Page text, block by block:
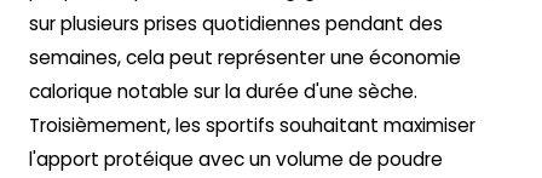
sur plusieurs prises quotidiennes pendant des
semaines, cela peut représenter une économie
calorique notable sur la durée d'une sèche.
Troisièmement, les sportifs souhaitant maximiser
l'apport protéique avec un volume de poudre